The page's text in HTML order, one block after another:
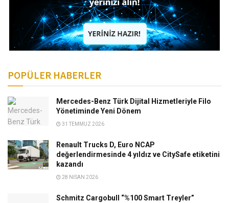
POPÜLER HABERLER
Mercedes-Benz Türk Dijital Hizmetleriyle Filo
Yönetiminde Yeni Dönem
31 TEMMUZ 2026
Renault Trucks D, Euro NCAP
değerlendirmesinde 4 yıldız ve CitySafe etiketini
kazandı
28 NISAN 2026
Schmitz Cargobull “%100 Smart Treyler”